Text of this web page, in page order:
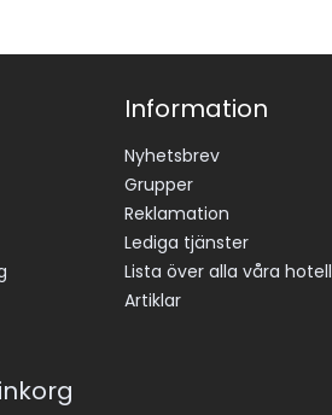
Information
Nyhetsbrev
Grupper
Reklamation
Lediga tjänster
Lista över alla våra hotell
Artiklar